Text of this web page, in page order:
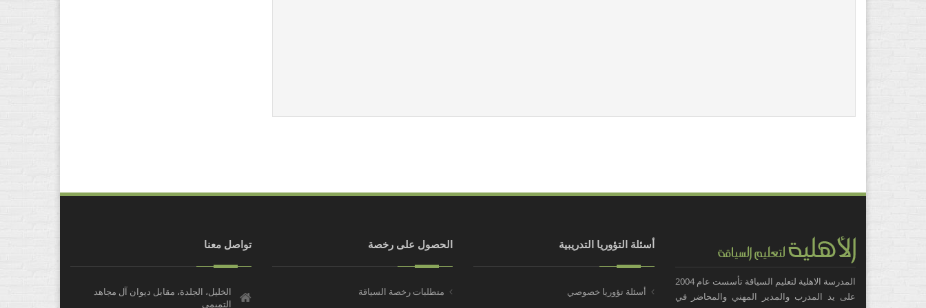
المدرسة الاهلية لتعليم السياقة تأسست عام 2004
على يد المدرب والمدير المهني والمحاضر في
أسئلة التؤوريا التدريبية
أسئلة تؤوريا خصوصي
الحصول على رخصة
متطلبات رخصة السياقة
تواصل معنا
الخليل، الجلدة، مقابل ديوان آل مجاهد
التميمي